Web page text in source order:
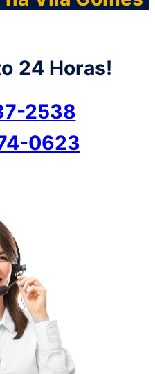
24 Horas!
2538
0623